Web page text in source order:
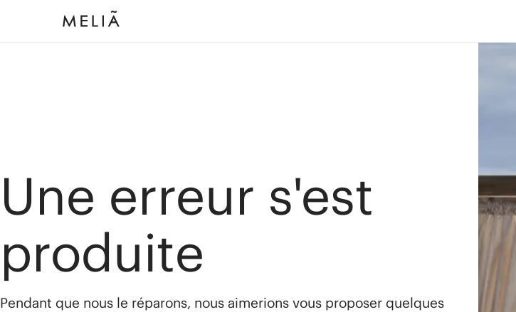
Une erreur s'est
produite
Pendant que nous le réparons, nous aimerions vous proposer quelques